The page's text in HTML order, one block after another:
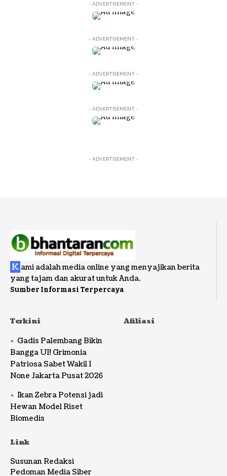
- ADVERTISEMENT -
- ADVERTISEMENT -
- ADVERTISEMENT -
- ADVERTISEMENT -
- ADVERTISEMENT -
K ami adalah media online yang menyajikan berita
yang tajam dan akurat untuk Anda.
Sumber Informasi Terpercaya
Terkini
Gadis Palembang Bikin
Bangga UI! Grimonia
Patriosa Sabet Wakil I
None Jakarta Pusat 2026
Ikan Zebra Potensi jadi
Hewan Model Riset
Biomedis
Afiliasi
Link
Susunan Redaksi
Pedoman Media Siber